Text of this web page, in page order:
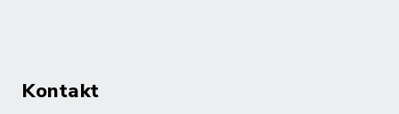
Kontakt